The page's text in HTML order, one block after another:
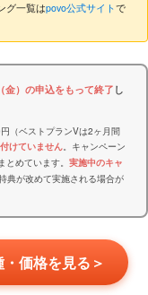
グ一覧はpovo公式サイトで
金）の申込をもって終了し
（ベストプランVは2ヶ月間
けていません。キャンペーン
とめています。 実施中のキャ
典が改めて実施される場合が
価格を見る＞